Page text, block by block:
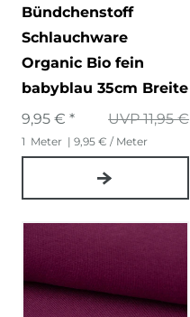
Bündchenstoff
Schlauchware
Organic Bio fein
babyblau 35cm Breite
UVP 11,95 €
9,95 € *
1 Meter | 9,95 € / Meter